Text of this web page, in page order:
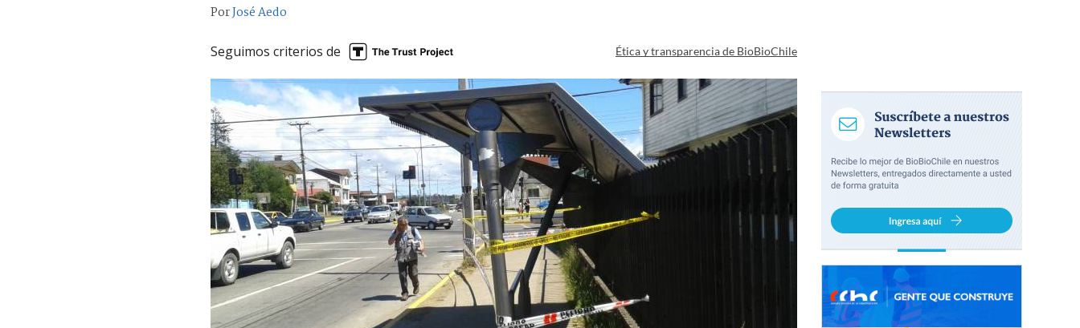
PorJosé Aedo
Seguimos criterios de Ética y transparencia de BioBioChile